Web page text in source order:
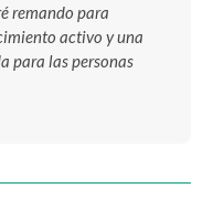
remando para
activo y una
para las personas